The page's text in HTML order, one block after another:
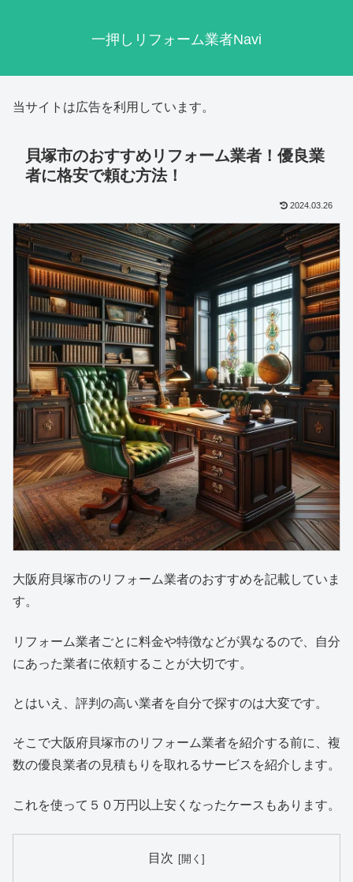
一押しリフォーム業者Navi
当サイトは広告を利用しています。
貝塚市のおすすめリフォーム業者！優良業
者に格安で頼む方法！
2024.03.26
大阪府貝塚市のリフォーム業者のおすすめを記載していま
す。
リフォーム業者ごとに料金や特徴などが異なるので、自分
にあった業者に依頼することが大切です。
とはいえ、評判の高い業者を自分で探すのは大変です。
そこで大阪府貝塚市のリフォーム業者を紹介する前に、複
数の優良業者の見積もりを取れるサービスを紹介します。
これを使って５０万円以上安くなったケースもあります。
目次